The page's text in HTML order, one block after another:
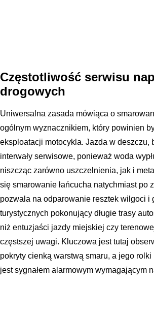
Częstotliwość serwisu
drogowych
Uniwersalna zasada mówiąca o
ogólnym wyznacznikiem, który powinien
eksploatacji motocykla. Jazda w deszczu,
interwały serwisowe, ponieważ woda
niszcząc zarówno uszczelnienia, jak i
się smarowanie łańcucha natychmiast po
pozwala na odparowanie resztek wilgoci i
turystycznych pokonujący długie trasy
niż entuzjaści jazdy miejskiej czy
częstszej uwagi. Kluczowa jest tutaj
pokryty cienką warstwą smaru, a jego
jest sygnałem alarmowym wymagającym